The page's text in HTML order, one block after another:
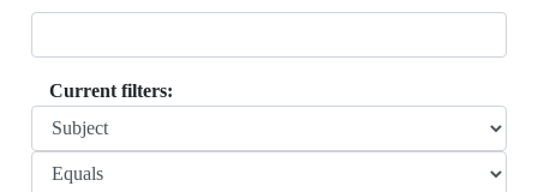
Current filters: